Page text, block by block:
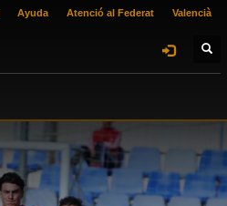
Ayuda Atenció al Federat Valencià